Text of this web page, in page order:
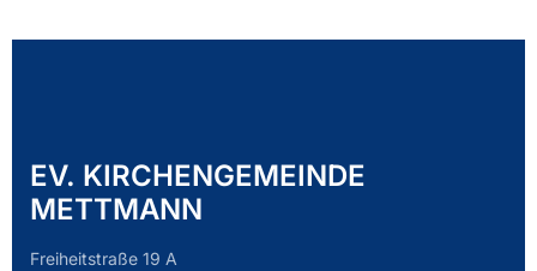
EV. KIRCHENGEMEINDE
METTMANN
Freiheitstraße 19 A